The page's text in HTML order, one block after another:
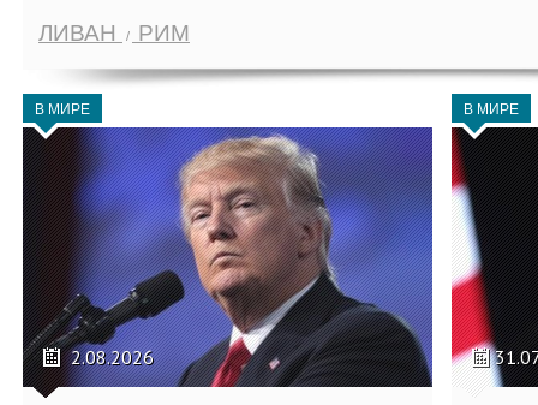
ЛИВАН РИМ
В МИРЕ
2.08.2026
В МИРЕ